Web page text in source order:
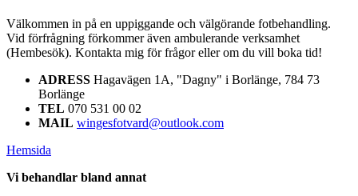
Välkommen in på en uppiggande och välgörande fotbehandling.
Vid förfrågning förkommer även ambulerande verksamhet
(Hembesök). Kontakta mig för frågor eller om du vill boka tid!
ADRESS Hagavägen 1A, "Dagny" i Borlänge, 784 73
Borlänge
TEL 070 531 00 02
MAIL wingesfotvard@outlook.com
Hemsida
Vi behandlar bland annat